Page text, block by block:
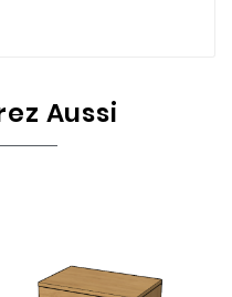
Aussi